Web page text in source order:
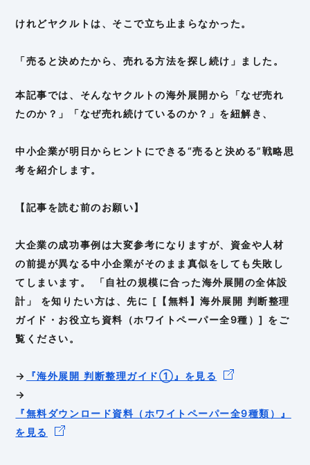
けれどヤクルトは、そこで立ち止まらなかった。
「売ると決めたから、売れる方法を探し続け」ました。
本記事では、そんなヤクルトの海外展開から「なぜ売れ
たのか？」「なぜ売れ続けているのか？」を紐解き、
中小企業が明日からヒントにできる“売ると決める”戦略思
考を紹介します。
【記事を読む前のお願い】
大企業の成功事例は大変参考になりますが、資金や人材
の前提が異なる中小企業がそのまま真似をしても失敗し
てしまいます。 「自社の規模に合った海外展開の全体設
計」 を知りたい方は、先に [【無料】海外展開 判断整理
ガイド・お役立ち資料（ホワイトペーパー全9種）] をご
覧ください。
→
『海外展開 判断整理ガイド①』を見る
→
『無料ダウンロード資料（ホワイトペーパー全9種類）』
を見る